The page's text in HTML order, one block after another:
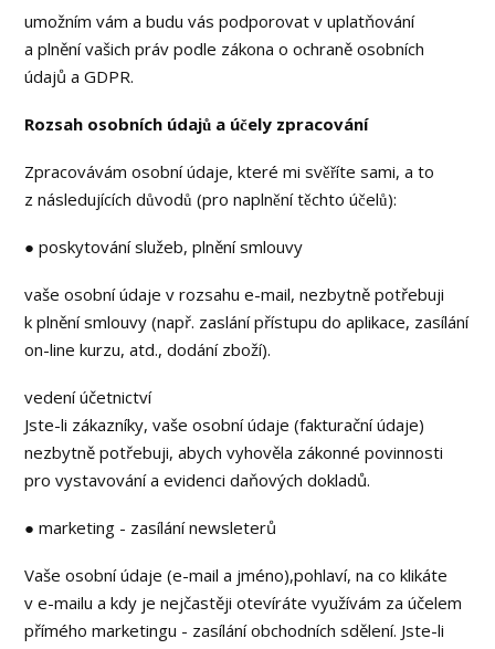
umožním vám a budu vás podporovat v uplatňování
a plnění vašich práv podle zákona o ochraně osobních
údajů a GDPR.
Rozsah osobních údajů a účely zpracování
Zpracovávám osobní údaje, které mi svěříte sami, a to
z následujících důvodů (pro naplnění těchto účelů):
● poskytování služeb, plnění smlouvy
vaše osobní údaje v rozsahu e-mail, nezbytně potřebuji
k plnění smlouvy (např. zaslání přístupu do aplikace, zasílání
on-line kurzu, atd., dodání zboží).
vedení účetnictví
Jste-li zákazníky, vaše osobní údaje (fakturační údaje)
nezbytně potřebuji, abych vyhověla zákonné povinnosti
pro vystavování a evidenci daňových dokladů.
● marketing - zasílání newsleterů
Vaše osobní údaje (e-mail a jméno),pohlaví, na co klikáte
v e-mailu a kdy je nejčastěji otevíráte využívám za účelem
přímého marketingu - zasílání obchodních sdělení. Jste-li